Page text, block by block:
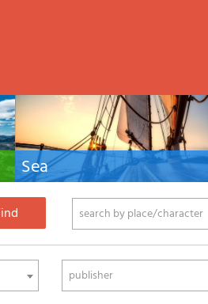
Sea
Nautical manuals, nautical cartography, books
and literature for sailboat and motor
search by place/character
publisher